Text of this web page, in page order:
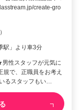
create-gro
駅」より車3分
性スタッフが元気に
で、正職員をお考え
るスタッフもい…